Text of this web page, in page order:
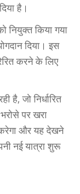
है।
नियुक्त किया गया
दिया। इस
करने के लिए
है, जो निर्धारित
पर खरा
और यह देखने
नई यात्रा शुरू